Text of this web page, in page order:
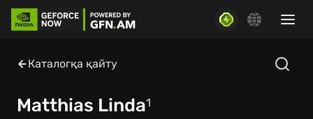
Каталогқа қайту
Matthias Linda1